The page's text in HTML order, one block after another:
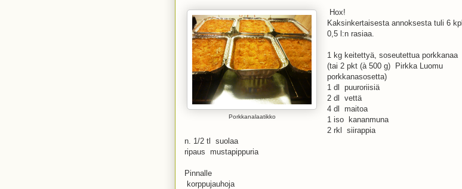
Porkkanalaatikko
Hox!
Kaksinkertaisesta annoksesta tuli 6 kpl
0,5 l:n rasiaa.
1 kg keitettyä, soseutettua porkkanaa
(tai 2 pkt (à 500 g) Pirkka Luomu
porkkanasosetta)
1 dl puuroriisiä
2 dl vettä
4 dl maitoa
1 iso kananmuna
2 rkl siirappia
n. 1/2 tl suolaa
ripaus mustapippuria
Pinnalle
korppujauhoja